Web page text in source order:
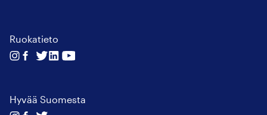
Ruokatieto
Seuraa
Seuraa
Seuraa
SeuraaSeuraa
Hyvää Suomesta